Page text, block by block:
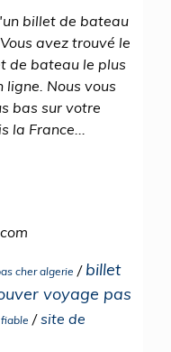
billet de bateau
avez trouvé le
de bateau le plus
ligne. Nous vous
bas sur votre
la France...
cher algerie / billet
voyage pas
/site de